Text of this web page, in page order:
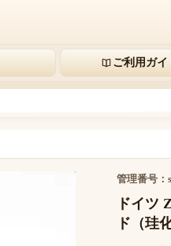
ご利用ガイ
管理番号：
ドイツ
ド（珪